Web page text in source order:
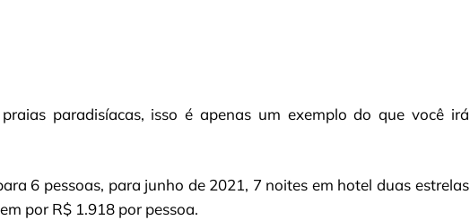
paradisíacas, isso é apenas um exemplo do que você irá
6 pessoas, para junho de 2021, 7 noites em hotel duas estrelas
por R$ 1.918 por pessoa.